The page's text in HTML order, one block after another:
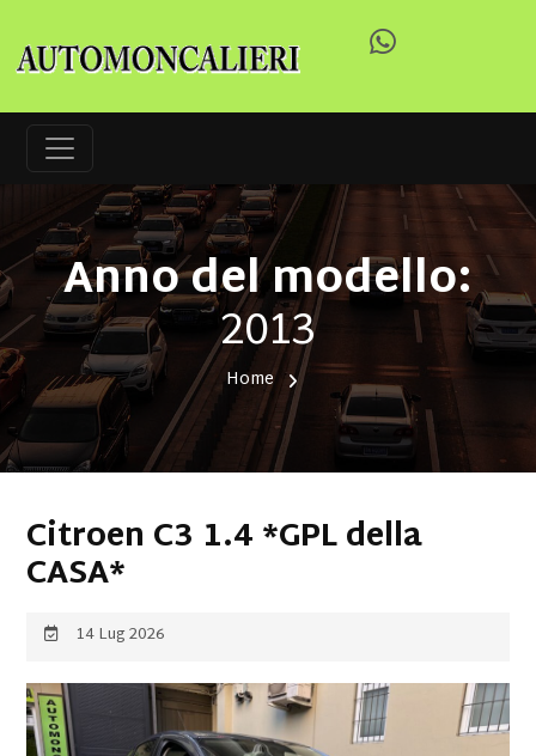
Anno del modello:
2013
Home
Citroen C3 1.4 *GPL della
CASA*
14 Lug 2026